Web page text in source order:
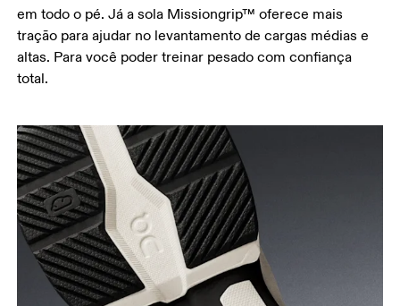
em todo o pé. Já a sola Missiongrip™ oferece mais
tração para ajudar no levantamento de cargas médias e
altas. Para você poder treinar pesado com confiança
total.